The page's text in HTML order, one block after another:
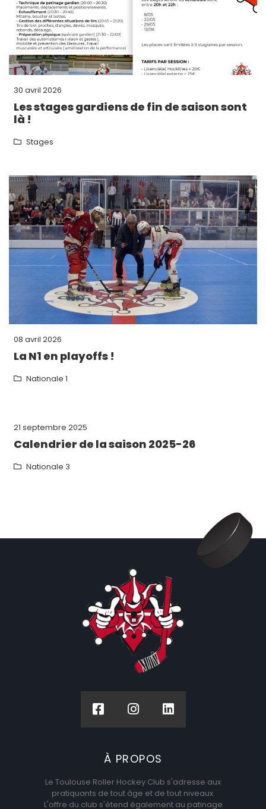
30 avril 2026
Les stages gardiens de fin de saison sont
là !
Stages
08 avril 2026
La N1 en playoffs !
Nationale 1
21 septembre 2025
Calendrier de la saison 2025-26
Nationale 3
À PROPOS
Le Toulouse Roller Hockey Club s'adresse aux
pratiquants de tout âge et de tout niveaux.
L'offre du club s'étend également au patinage